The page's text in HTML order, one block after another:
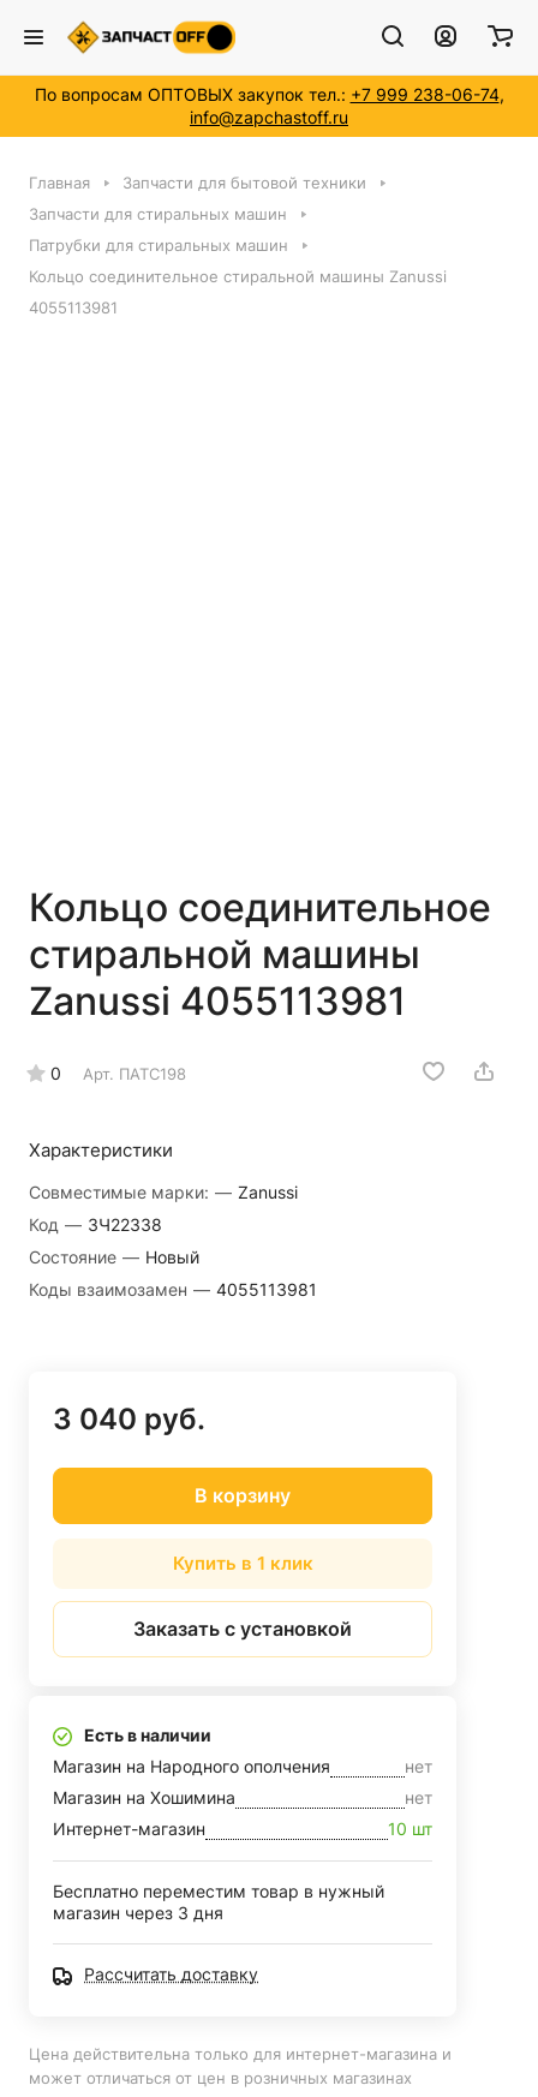
По вопросам ОПТОВЫХ закупок тел.: +7 999 238-06-74,
info@zapchastoff.ru
Главная
Запчасти для бытовой техники
Запчасти для стиральных машин
Патрубки для стиральных машин
Кольцо соединительное стиральной машины Zanussi
4055113981
Кольцо соединительное
стиральной машины
Zanussi 4055113981
0 Арт. ПАТС198
Характеристики
Совместимые марки: — Zanussi
Код — ЗЧ22338
Состояние — Новый
Коды взаимозамен — 4055113981
3 040 руб.
В корзину
Купить в 1 клик
Заказать с установкой
Есть в наличии
Магазин на Народного ополчения
нет
Магазин на Хошимина
нет
Интернет-магазин
10 шт
Бесплатно переместим товар в нужный
магазин через 3 дня
Рассчитать доставку
Цена действительна только для интернет-магазина и
может отличаться от цен в розничных магазинах